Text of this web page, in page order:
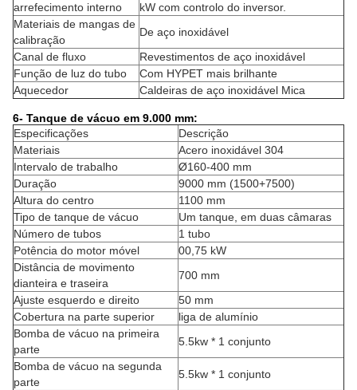
arrefecimento interno
kW com controlo do inversor.
Materiais de mangas de
calibração
De aço inoxidável
Canal de fluxo
Revestimentos de aço inoxidável
Função de luz do tubo
Com HYPET mais brilhante
Aquecedor
Caldeiras de aço inoxidável Mica
6- Tanque de vácuo em 9.000 mm:
Especificações
Descrição
Materiais
Acero inoxidável 304
Intervalo de trabalho
Ø160-400 mm
Duração
9000 mm (1500+7500)
Altura do centro
1100 mm
Tipo de tanque de vácuo
Um tanque, em duas câmaras
Número de tubos
1 tubo
Potência do motor móvel
00,75 kW
Distância de movimento
dianteira e traseira
700 mm
Ajuste esquerdo e direito
50 mm
Cobertura na parte superior
liga de alumínio
Bomba de vácuo na primeira
parte
5.5kw * 1 conjunto
Bomba de vácuo na segunda
parte
5.5kw * 1 conjunto